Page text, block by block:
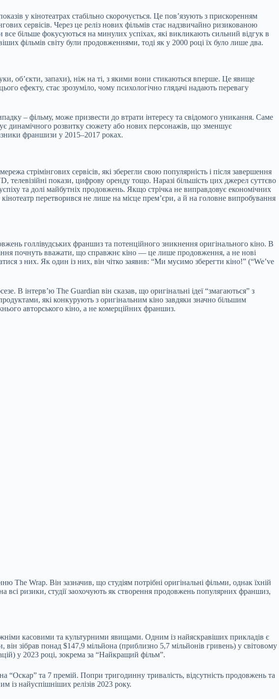
у кінотеатрах стабільно скорочується. Це пов’язують з прискоренням
сервісів. Через це реліз нових фільмів стає надзвичайно ризикованою
більше фокусуються на минулих успіхах, які викликають сильний відгук в
фільмів світу були продовженнями, тоді як у 2000 році їх було лише два.
об’єкти, запахи), ніж на ті, з якими вони стикаються вперше. Це явище
ефекту, стає зрозуміло, чому психологічно глядачі надають перевагу
– фільму, може призвести до втрати інтересу та свідомого уникання. Саме
динамічного розвитку сюжету або нових персонажів, що зменшує
франшизи у 2015–2017 роках.
стрімінгових сервісів, які зберегли свою популярність і після завершення
телевізійні покази, цифрову оренду тощо. Наразі більшість цих джерел суттєво
та долі майбутніх продовжень. Якщо стрічка не виправдовує економічних
кінотеатр перетворився не лише на місце прем’єри, а й на головне випробування
голлівудських франшиз та потенційного зникнення оригінального кіно. В
почнуть вважати, що справжнє кіно — це лише продовження, а не нові
з них. Як один із них, він чітко заявив: “Ми мусимо зберегти кіно!” (“We’ve
В інтерв’ю The Guardian він сказав, що оригінальні ідеї “змагаються” з
які конкурують з оригінальним кіно завдяки значно більшим
авторського кіно, а не комерційних франшиз.
Wrap. Він зазначив, що студіям потрібні оригінальні фільми, однак їхній
ризики, студії заохочують як створення продовжень популярних франшиз,
касовими та культурними явищами. Одним із найяскравіших прикладів є
зібрав понад $147,9 мільйона (приблизно 5,7 мільйонів гривень) у світовому
у 2023 році, зокрема за “Найкращий фільм”.
та 7 премій. Попри тригодинну тривалість, відсутність продовжень та
із найуспішніших релізів 2023 року.